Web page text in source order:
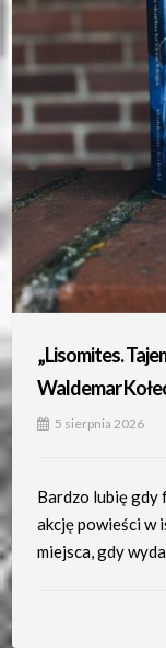
„Lisomites.
Waldemar
5 sierpnia 2026
Bardzo lubię
akcję powieści w
miejsca, gdy